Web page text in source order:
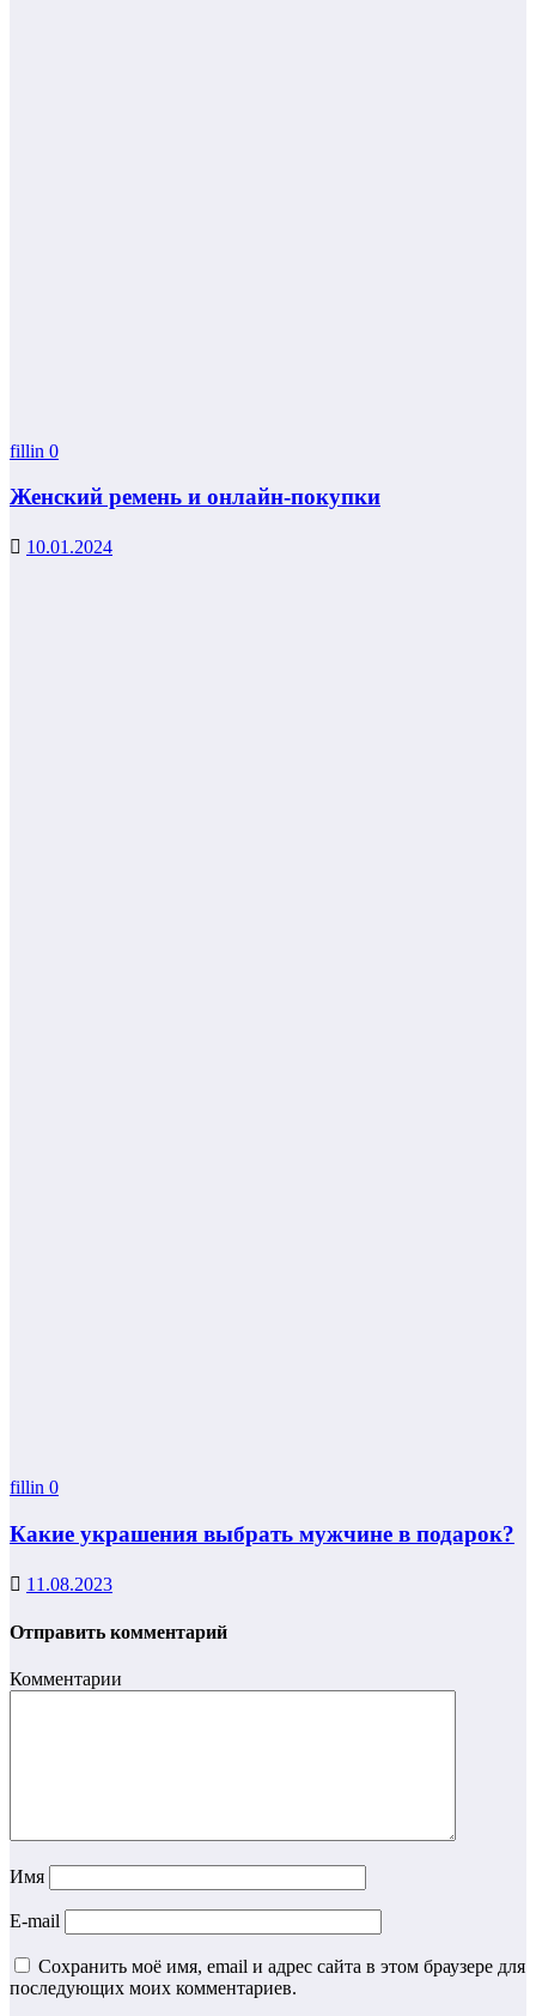
fillin 0
Женский ремень и онлайн-покупки
10.01.2024
fillin 0
Какие украшения выбрать мужчине в подарок?
11.08.2023
Отправить комментарий
Комментарии
Имя
E-mail
Сохранить моё имя, email и адрес сайта в этом браузере для
последующих моих комментариев.